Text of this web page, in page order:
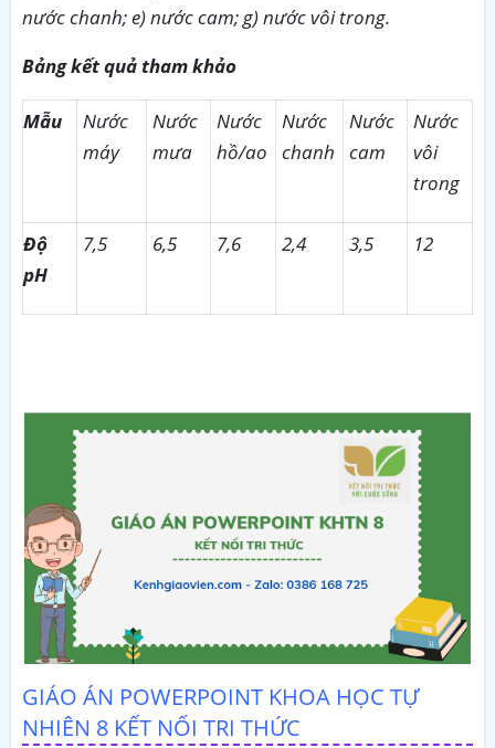
nước chanh; e) nước cam; g) nước vôi trong.
Bảng kết quả tham khảo
Mẫu
Nước
máy
Nước
mưa
Nước
hồ/ao
Nước
chanh
Nước
cam
Nước
vôi
trong
Độ
pH
7,5 6,5 7,6 2,4 3,5 12
GIÁO ÁN POWERPOINT KHOA HỌC TỰ
NHIÊN 8 KẾT NỐI TRI THỨC